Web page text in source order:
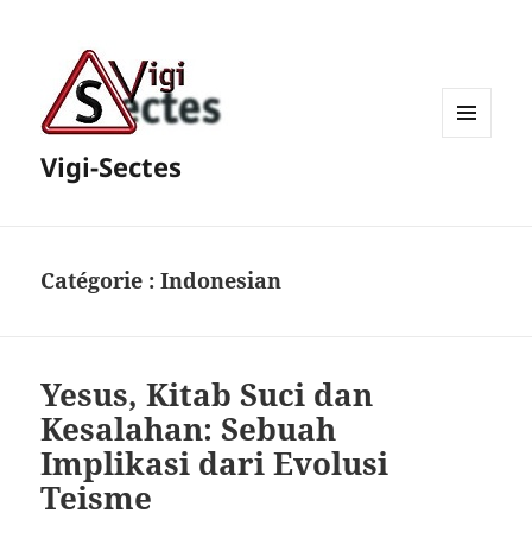
Vigi-Sectes
Catégorie :Indonesian
Yesus, Kitab Suci dan
Kesalahan: Sebuah
Implikasi dari Evolusi
Teisme